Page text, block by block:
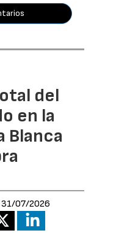
del
en la
Blanca
31/07/2026